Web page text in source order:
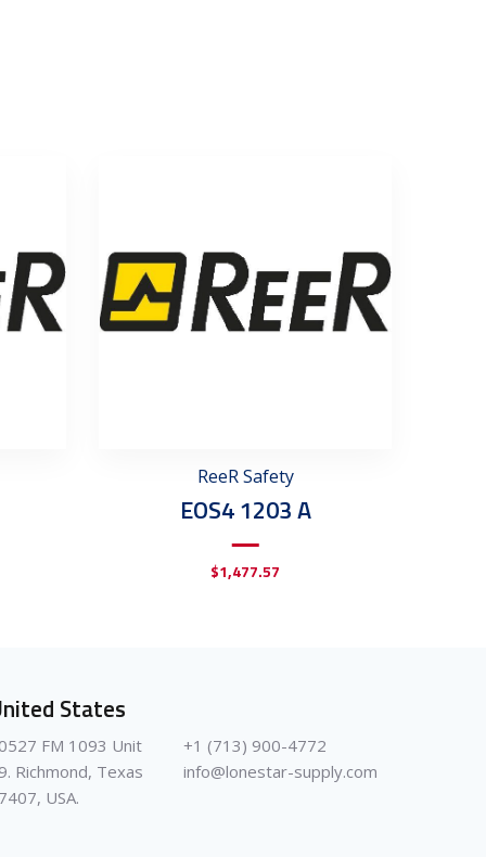
ReeR Safety
EOS4 1203 A
$1,477.57
States
FM 1093 Unit
Richmond, Texas
USA.
+1 (713) 900-4772
info@lonestar-supply.com